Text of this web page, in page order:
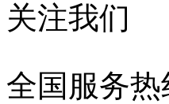
关注我们
全国服务热